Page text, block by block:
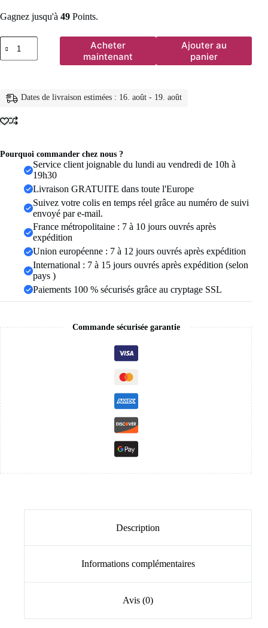
Gagnez jusqu'à 49 Points.
quantité
de
YUXINTOME
en
Sterling
coloré
boucles
d'oreilles
femmes
d'oreille
Acheter
maintenant
Ajouter au
panier
Dates de livraison estimées : 16. août - 19. août
Pourquoi commander chez nous ?
Service client joignable du lundi au vendredi de 10h à
19h30
Livraison GRATUITE dans toute l'Europe
Suivez votre colis en temps réel grâce au numéro de suivi
envoyé par e-mail.
France métropolitaine : 7 à 10 jours ouvrés après
expédition
Union européenne : 7 à 12 jours ouvrés après expédition
International : 7 à 15 jours ouvrés après expédition (selon
pays )
Paiements 100 % sécurisés grâce au cryptage SSL
Commande sécurisée garantie
Description
Informations complémentaires
Avis (0)